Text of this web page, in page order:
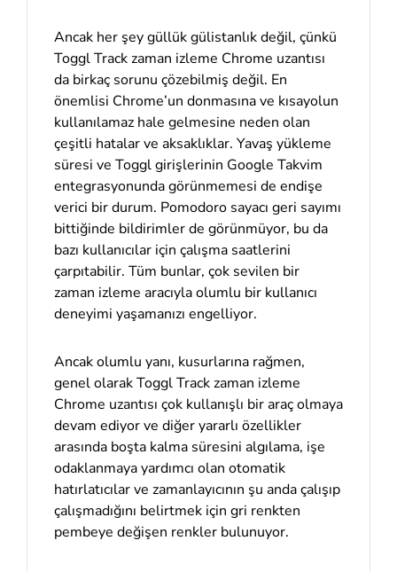
Ancak her şey güllük gülistanlık değil, çünkü
Toggl Track zaman izleme Chrome uzantısı
da birkaç sorunu çözebilmiş değil. En
önemlisi Chrome’un donmasına ve kısayolun
kullanılamaz hale gelmesine neden olan
çeşitli hatalar ve aksaklıklar. Yavaş yükleme
süresi ve Toggl girişlerinin Google Takvim
entegrasyonunda görünmemesi de endişe
verici bir durum. Pomodoro sayacı geri sayımı
bittiğinde bildirimler de görünmüyor, bu da
bazı kullanıcılar için çalışma saatlerini
çarpıtabilir. Tüm bunlar, çok sevilen bir
zaman izleme aracıyla olumlu bir kullanıcı
deneyimi yaşamanızı engelliyor.
Ancak olumlu yanı, kusurlarına rağmen,
genel olarak Toggl Track zaman izleme
Chrome uzantısı çok kullanışlı bir araç olmaya
devam ediyor ve diğer yararlı özellikler
arasında boşta kalma süresini algılama, işe
odaklanmaya yardımcı olan otomatik
hatırlatıcılar ve zamanlayıcının şu anda çalışıp
çalışmadığını belirtmek için gri renkten
pembeye değişen renkler bulunuyor.